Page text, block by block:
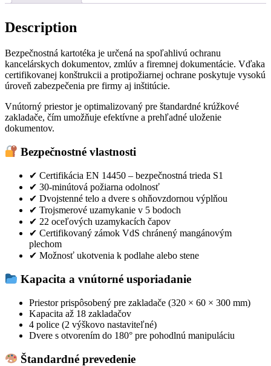
Description
Bezpečnostná kartotéka je určená na spoľahlivú ochranu
kancelárskych dokumentov, zmlúv a firemnej dokumentácie. Vďaka
certifikovanej konštrukcii a protipožiarnej ochrane poskytuje vysokú
úroveň zabezpečenia pre firmy aj inštitúcie.
Vnútorný priestor je optimalizovaný pre štandardné krúžkové
zakladače, čím umožňuje efektívne a prehľadné uloženie
dokumentov.
Bezpečnostné vlastnosti
✔ Certifikácia EN 14450 – bezpečnostná trieda S1
✔ 30-minútová požiarna odolnosť
✔ Dvojstenné telo a dvere s ohňovzdornou výplňou
✔ Trojsmerové uzamykanie v 5 bodoch
✔ 22 oceľových uzamykacích čapov
✔ Certifikovaný zámok VdS chránený mangánovým
plechom
✔ Možnosť ukotvenia k podlahe alebo stene
Kapacita a vnútorné usporiadanie
Priestor prispôsobený pre zakladače (320 × 60 × 300 mm)
Kapacita až 18 zakladačov
4 police (2 výškovo nastaviteľné)
Dvere s otvorením do 180° pre pohodlnú manipuláciu
Štandardné prevedenie